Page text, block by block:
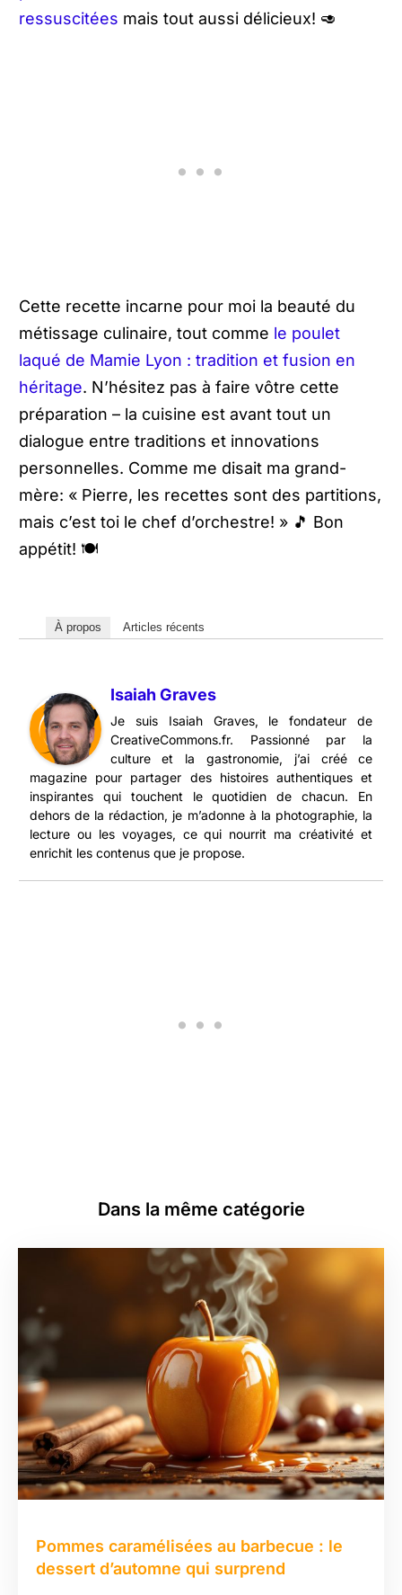
ressuscitées mais tout aussi délicieux! 🥑
Cette recette incarne pour moi la beauté du
métissage culinaire, tout comme le poulet
laqué de Mamie Lyon : tradition et fusion en
héritage. N’hésitez pas à faire vôtre cette
préparation – la cuisine est avant tout un
dialogue entre traditions et innovations
personnelles. Comme me disait ma grand-
mère: « Pierre, les recettes sont des partitions,
mais c’est toi le chef d’orchestre! » 🎵 Bon
appétit! 🍽️
À propos Articles récents
Isaiah Graves
Je suis Isaiah Graves, le fondateur de
CreativeCommons.fr. Passionné par la
culture et la gastronomie, j’ai créé ce
magazine pour partager des histoires authentiques et
inspirantes qui touchent le quotidien de chacun. En
dehors de la rédaction, je m’adonne à la photographie, la
lecture ou les voyages, ce qui nourrit ma créativité et
enrichit les contenus que je propose.
Dans la même catégorie
Pommes caramélisées au barbecue : le
dessert d’automne qui surprend